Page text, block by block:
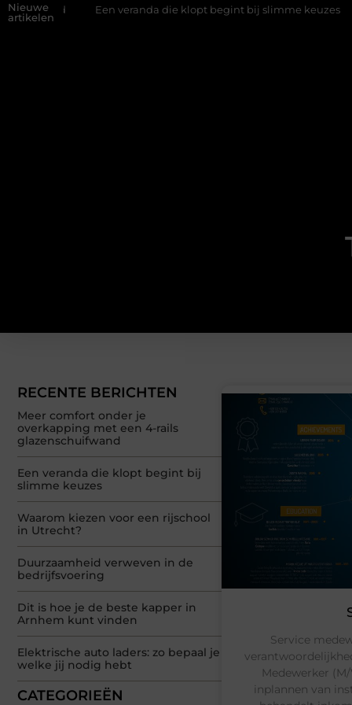
Nieuwe
artikelen
Een veranda die klopt begint bij slimme keuzes
RECENTE BERICHTEN
Meer comfort onder je
overkapping met een 4-rails
glazenschuifwand
Een veranda die klopt begint bij
slimme keuzes
Waarom kiezen voor een rijschool
in Utrecht?
Duurzaamheid verweven in de
bedrijfsvoering
Dit is hoe je de beste kapper in
Arnhem kunt vinden
Elektrische auto laders: zo bepaal je
welke jij nodig hebt
CATEGORIEËN
Service
Medewerker
inplannen van